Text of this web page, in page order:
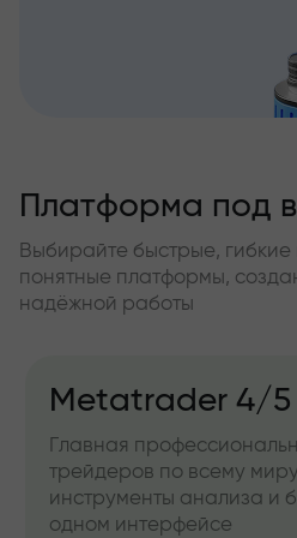
Платформа под
Выбирайте быстрые, гибкие
понятные платформы,
надёжной работы
Metatrader 4/5
Главная
трейдеров по всему
инструменты анализа и
одном интерфейсе